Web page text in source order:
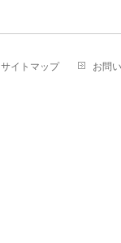
サイトマップ お問